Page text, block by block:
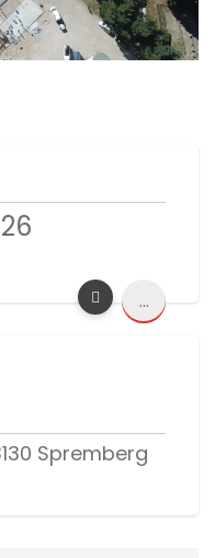
...
Spremberg